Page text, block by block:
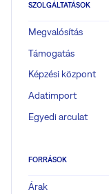
SZOLGÁLTATÁSOK
Megvalósítás
Támogatás
Képzési központ
Adatimport
Egyedi arculat
FORRÁSOK
Árak